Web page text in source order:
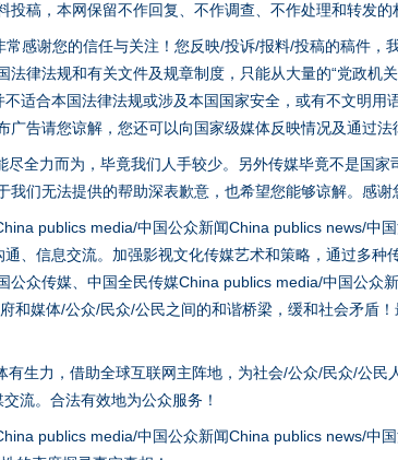
稿，本网保留不作回复、不作调查、不作处理和转发的
感谢您的信任与关注！您反映/投诉/报料/投稿的稿件，
律法规和有关文件及规章制度，只能从大量的“党政机
适合本国法律法规或涉及本国国家安全，或有不文明用
告请您谅解，您还可以向国家级媒体反映情况及通过法
全力而为，毕竟我们人手较少。另外传媒毕竟不是国家
们无法提供的帮助深表歉意，也希望您能够谅解。感谢
publics media/中国公众新闻China publics news/中
、信息交流。加强影视文化传媒艺术和策略，通过多种
众传媒、中国全民传媒China publics media/中国公众
和媒体/公众/民众/公民之间的和谐桥梁，缓和社会矛盾
生力，借助全球互联网主阵地，为社会/公众/民众/公民
流。合法有效地为公众服务！
publics media/中国公众新闻China publics news/中
茶叶“炒上天”